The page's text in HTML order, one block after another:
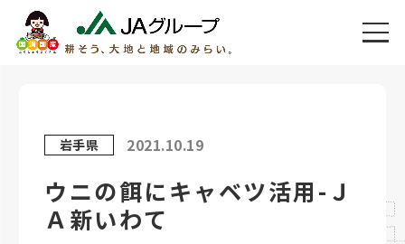
岩手県 2021.10.19
ウニの餌にキャベツ活用-Ｊ
Ａ新いわて